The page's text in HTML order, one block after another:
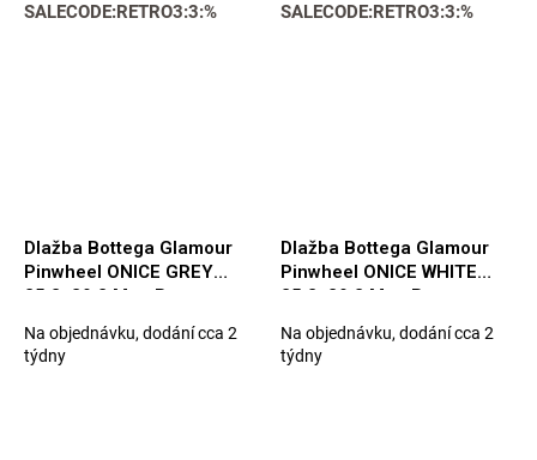
SALECODE:RETRO3:3:%
Dlažba Bottega Glamour
Pinwheel ONICE GREY
25,2x29,2 Mat. Rett.
Na objednávku, dodání cca 2
týdny
SALECODE:RETRO3:3:%
Dlažba Bottega Glamour
Pinwheel ONICE WHITE
25,2x29,2 Mat. Rett.
Na objednávku, dodání cca 2
týdny